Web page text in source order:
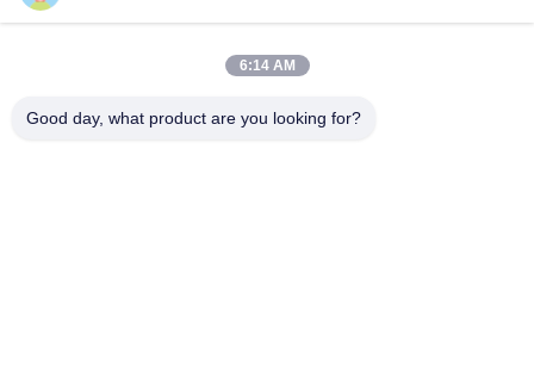
Matériel de carte de
6:14 AM
Good day, what product are you looking for?